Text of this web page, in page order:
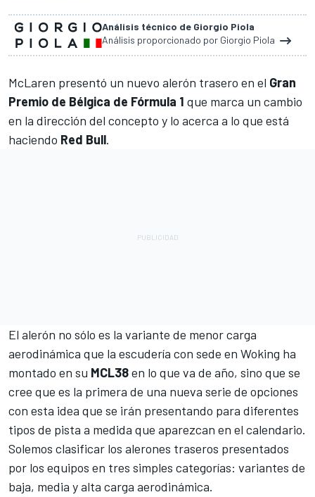
Análisis técnico de Giorgio Piola
Análisis proporcionado por Giorgio Piola
McLaren presentó un nuevo alerón trasero en el Gran
Premio de Bélgica de Fórmula 1 que marca un cambio
en la dirección del concepto y lo acerca a lo que está
haciendo Red Bull.
El alerón no sólo es la variante de menor carga
aerodinámica que la escudería con sede en Woking ha
montado en su MCL38en lo que va de año, sino que se
cree que es la primera de una nueva serie de opciones
con esta idea que se irán presentando para diferentes
tipos de pista a medida que aparezcan en el calendario.
Solemos clasificar los alerones traseros presentados
por los equipos en tres simples categorías: variantes de
baja, media y alta carga aerodinámica.